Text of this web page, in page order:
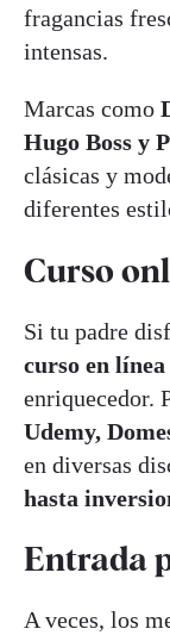
fragancias
intensas.
Marcas como
Hugo Boss y
clásicas y
diferentes
Curso
Si tu padre
curso en línea
enriquecedor.
Udemy,
en diversas
hasta
Entrada
A veces, los